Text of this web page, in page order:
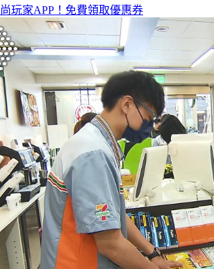
玩家APP！免費領取優惠券